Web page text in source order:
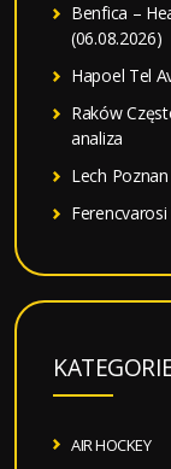
Benfica –
(06.08.2026)
Hapoel Tel
Raków
analiza
Lech
AIR HOCKEY